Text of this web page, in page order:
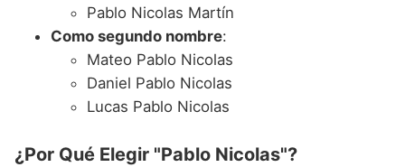
Pablo Nicolas Martín
Como segundo nombre:
Mateo Pablo Nicolas
Daniel Pablo Nicolas
Lucas Pablo Nicolas
¿Por Qué Elegir "Pablo Nicolas"?